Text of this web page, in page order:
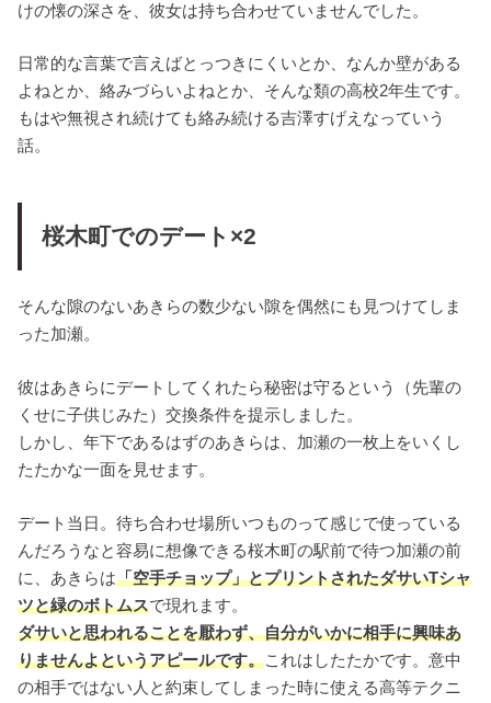
けの懐の深さを、彼女は持ち合わせていませんでした。
日常的な言葉で言えばとっつきにくいとか、なんか壁がある
よねとか、絡みづらいよねとか、そんな類の高校2年生です。
もはや無視され続けても絡み続ける吉澤すげえなっていう
話。
桜木町でのデート×2
そんな隙のないあきらの数少ない隙を偶然にも見つけてしま
った加瀬。
彼はあきらにデートしてくれたら秘密は守るという（先輩の
くせに子供じみた）交換条件を提示しました。
しかし、年下であるはずのあきらは、加瀬の一枚上をいくし
たたかな一面を見せます。
デート当日。待ち合わせ場所いつものって感じで使っている
んだろうなと容易に想像できる桜木町の駅前で待つ加瀬の前
に、あきらは「空手チョップ」とプリントされたダサいTシャ
ツと緑のボトムスで現れます。
ダサいと思われることを厭わず、自分がいかに相手に興味あ
りませんよというアピールです。これはしたたかです。意中
の相手ではない人と約束してしまった時に使える高等テクニ